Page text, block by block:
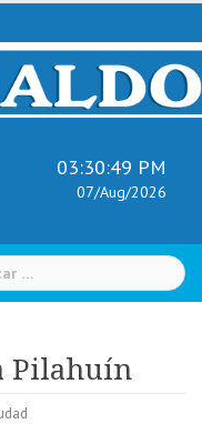
03:30:50 PM
07/Aug/2026
Pilahuín